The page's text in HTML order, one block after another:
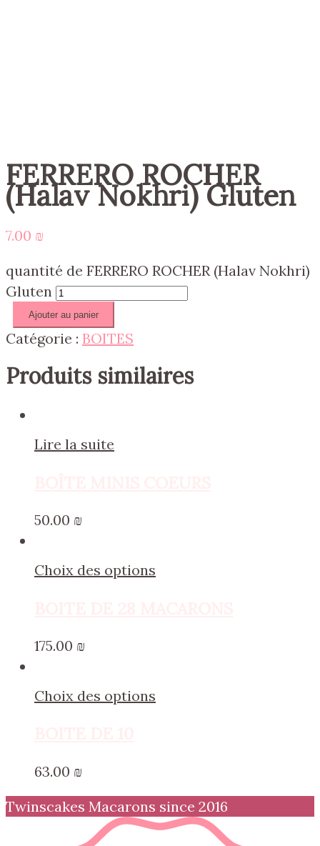
FERRERO ROCHER
(Halav Nokhri) Gluten
7.00 ₪
quantité de FERRERO ROCHER (Halav Nokhri)
Gluten
Ajouter au panier
Catégorie : BOITES
Produits similaires
Lire la suite
50.00 ₪
Choix des options
175.00 ₪
Choix des options
63.00 ₪
Twinscakes Macarons since 2016